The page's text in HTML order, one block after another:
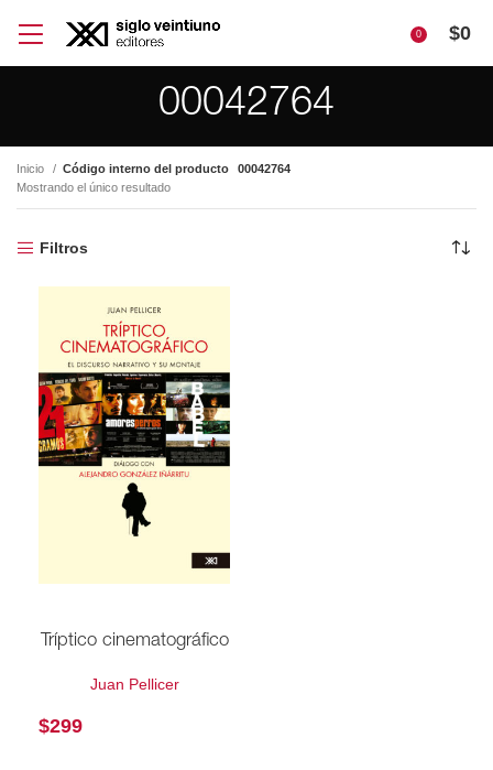
0 $0
00042764
Inicio Código interno del producto
00042764
Mostrando el único resultado
Filtros
Tríptico cinematográfico
Juan Pellicer
$299